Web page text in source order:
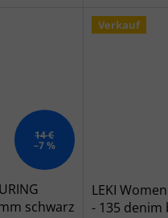
14 €
–7 %
schwarz
Verkauf
LEKI
- 135